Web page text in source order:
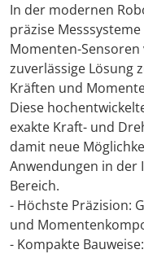
In der modernen
präzise
Momenten-
zuverlässige Lösung
Kräften und
Diese
exakte Kraft- und
damit neue
Anwendungen in der
Bereich.
- Höchste Präzision:
und
- Kompakte